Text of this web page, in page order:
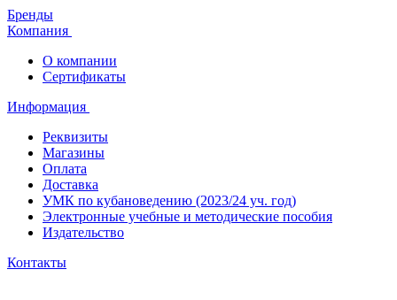
Бренды
Компания
О компании
Сертификаты
Информация
Реквизиты
Магазины
Oплата
Доставка
УМК по кубановедению (2023/24 уч. год)
Электронные учебные и методические пособия
Издательство
Контакты